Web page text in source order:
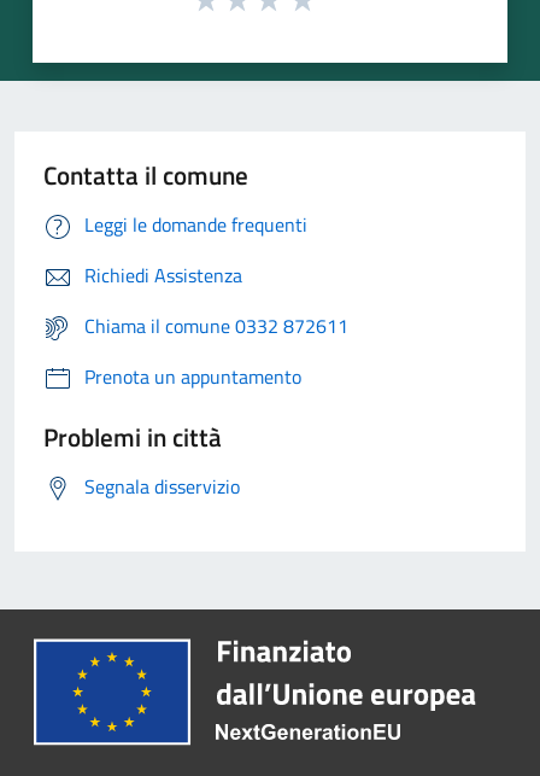
Contatta il comune
Leggi le domande frequenti
Richiedi Assistenza
Chiama il comune 0332 872611
Prenota un appuntamento
Problemi in città
Segnala disservizio